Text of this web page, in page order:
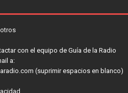
con el equipo de Guía de la Radio
a:
(suprimir espacios en blanco)